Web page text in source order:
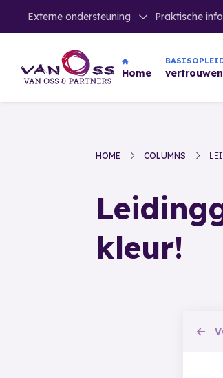
Home
Externe ondersteuning Praktische
HOME COLUMNS
kleur!